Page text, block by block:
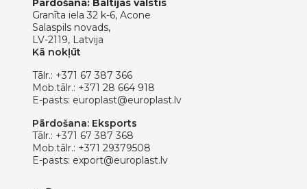
Pārdošana: Baltijas valstis
Granīta iela 32 k-6, Acone
Salaspils novads,
LV-2119, Latvija
Kā nokļūt
Tālr.: +371 67 387 366
Mob.tālr.: +371 28 664 918
E-pasts: europlast@europlast.lv
Pārdošana: Eksports
Tālr.: +371 67 387 368
Mob.tālr.: +371 29379508
E-pasts: export@europlast.lv